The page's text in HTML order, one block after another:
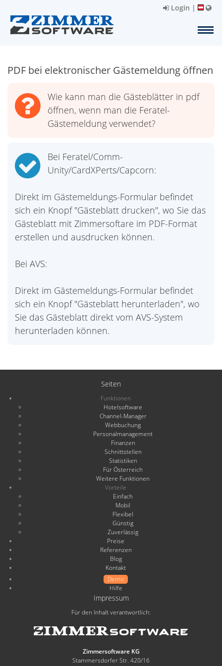
Login |
PDF bei elektronischer Gästemeldung öffnen
Wie kann man die Gästeblätter in pdf
öffnen, wenn man die Feratel-
Gästemeldung verwendet?
Bei Feratel/Comm-
Unity/CardXPerts/Capcorn:
Direkt im Gästemeldungs-Formular befindet
sich ein Knopf "Gästeblatt drucken", wo Sie das
Gästeblatt mit Zimmersoftare im PDF-Format
erstellen und ausdrucken können.
Bei AVS:
Direkt im Gästemeldungs-Formular befindet
sich ein Knopf "Gästeblatt herunterladen", wo
Sie das Gästeblatt direkt vom AVS-System
herunterladen können.
Seiten
Funktionen
Hotelsoftware
Channel-Manager
Webbuchung
Personalmanagement
Finanzen
Schnittstellen
Statistiken
Für Österreich
Weitere Funktionen
Vorteile
Einfach
Mobil
Flexibel
Günstig
Zuverlässig
Preise
Referenzen
Blog
Kontakt
Demo
Hilfe
Impressum
Für den Inhalt verantwortlich:
Zimmersoftware KG
Stammersdorfer Str. 420/16